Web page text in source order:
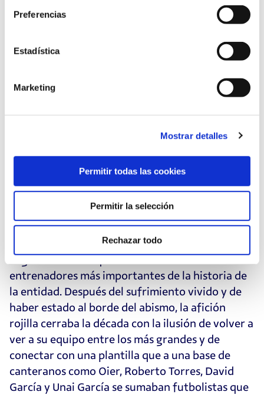
Preferencias
Estadística
Marketing
Mostrar detalles
Permitir todas las cookies
Permitir la selección
Rechazar todo
Dortmund para subsistir. A nivel deportivo, la
temporada 2016/17 fue un desastre (Enrique
Martín, Joaquín Caparrós y Petar Vasiljevic). Una
plantilla con un coste propio de Segunda se vio
embargo, en junio de 2017 Osasuna liquidaría la
de euros que aparecieron en una inspección
Luis Sabalza confiaría la dirección deportiva a
proyecto deportivo. Aunque no se logró el
ascenso en su primer intento en la temporada
2017/18 con Diego Martínez en el banquillo, sí lo
haría en la campaña siguiente de la mano de un
Jagoba Arrasate que se convertiría en uno de los
entrenadores más importantes de la historia de
la entidad. Después del sufrimiento vivido y de
haber estado al borde del abismo, la afición
rojilla cerraba la década con la ilusión de volver a
ver a su equipo entre los más grandes y de
conectar con una plantilla que a una base de
canteranos como Oier, Roberto Torres, David
García y Unai García se sumaban futbolistas que